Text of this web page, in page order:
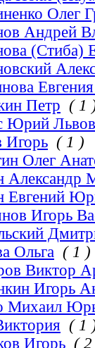
Олег
Андрей
(Стиба)
Петр ( 1
Юрий
Игорь ( 1 )
Олег
Александр
Евгений
Игорь
Ольга ( 1 )
Виктор
Игорь
Михаил
( 1
Игорь (